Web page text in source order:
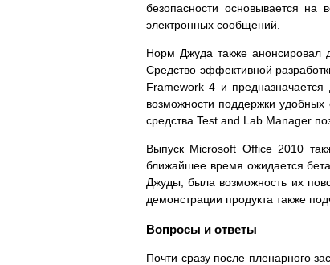
безопасности основывается на
электронных сообщений.
Норм Джуда также анонсировал
Средство эффективной
Framework 4 и
возможности поддержки
средства Test and Lab Manager
Выпуск Microsoft Office 2010
ближайшее время ожидается
Джуды, была возможность их
демонстрации продукта также
Вопросы и ответы
Почти сразу после пленарного